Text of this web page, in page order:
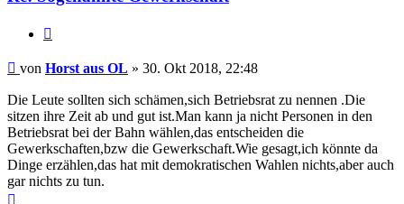
OL
Beitrag
von Horst aus OL » 30. Okt 2018, 22:48
Die Leute sollten sich schämen,sich Betriebsrat zu nennen .Die
sitzen ihre Zeit ab und gut ist.Man kann ja nicht Personen in den
Betriebsrat bei der Bahn wählen,das entscheiden die
Gewerkschaften,bzw die Gewerkschaft.Wie gesagt,ich könnte da
Dinge erzählen,das hat mit demokratischen Wahlen nichts,aber auch
gar nichts zu tun.